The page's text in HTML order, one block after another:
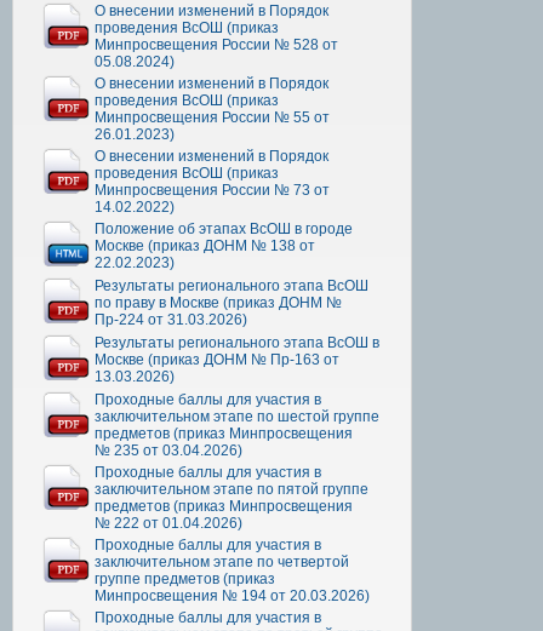
О внесении изменений в Порядок
проведения ВсОШ (приказ
Минпросвещения России № 528 от
05.08.2024)
О внесении изменений в Порядок
проведения ВсОШ (приказ
Минпросвещения России № 55 от
26.01.2023)
О внесении изменений в Порядок
проведения ВсОШ (приказ
Минпросвещения России № 73 от
14.02.2022)
Положение об этапах ВсОШ в городе
Москве (приказ ДОНМ № 138 от
22.02.2023)
Результаты регионального этапа ВсОШ
по праву в Москве (приказ ДОНМ №
Пр-224 от 31.03.2026)
Результаты регионального этапа ВсОШ в
Москве (приказ ДОНМ № Пр-163 от
13.03.2026)
Проходные баллы для участия в
заключительном этапе по шестой группе
предметов (приказ Минпросвещения
№ 235 от 03.04.2026)
Проходные баллы для участия в
заключительном этапе по пятой группе
предметов (приказ Минпросвещения
№ 222 от 01.04.2026)
Проходные баллы для участия в
заключительном этапе по четвертой
группе предметов (приказ
Минпросвещения № 194 от 20.03.2026)
Проходные баллы для участия в